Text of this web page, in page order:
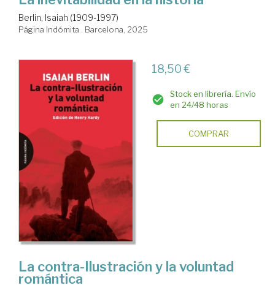
Berlin, Isaiah (1909-1997)
Página Indómita . Barcelona, 2025
18,50 €
Stock en librería. Envío
en 24/48 horas
COMPRAR
La contra-Ilustración y la voluntad
romántica